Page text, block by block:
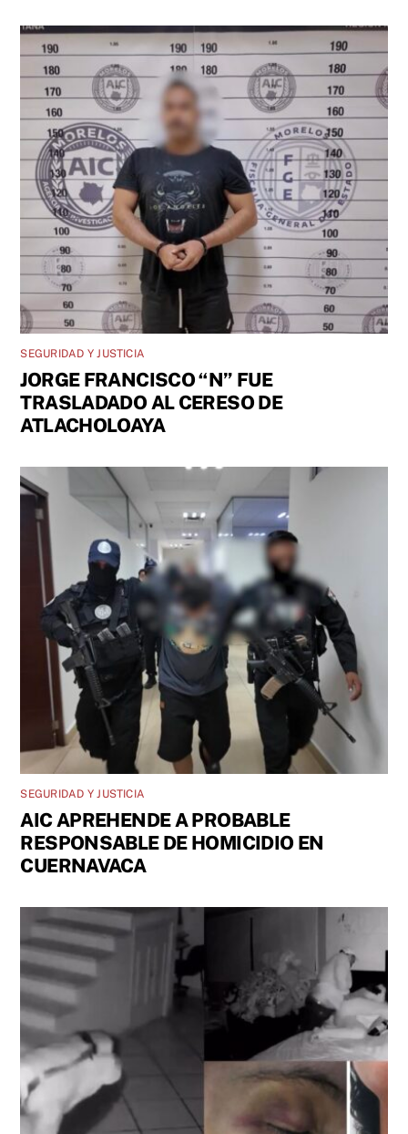
SEGURIDAD Y JUSTICIA
JORGE FRANCISCO “N” FUE
TRASLADADO AL CERESO DE
ATLACHOLOAYA
SEGURIDAD Y JUSTICIA
AIC APREHENDE A PROBABLE
RESPONSABLE DE HOMICIDIO EN
CUERNAVACA